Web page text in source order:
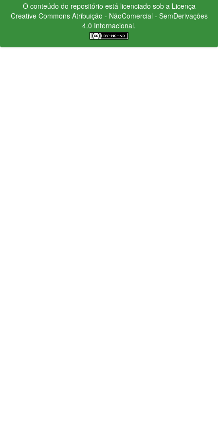
O conteúdo do repositório está licenciado sob a Licença
Creative CommonsAtribuição - NãoComercial - SemDerivações
4.0 Internacional.